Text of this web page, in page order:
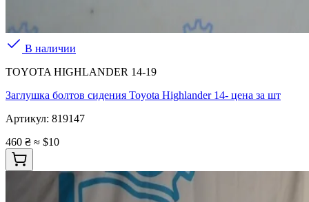
В наличии
TOYOTA HIGHLANDER 14-19
Заглушка болтов сидения Toyota Highlander 14- цена за шт
Артикул: 819147
460 ₴ ≈ $10